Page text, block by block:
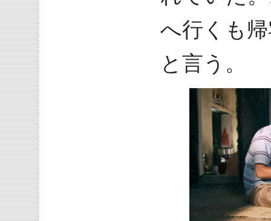
へ行くも
と言う。